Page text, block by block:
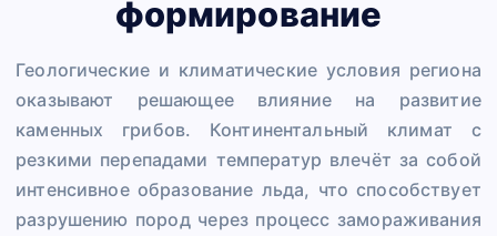
формирование
Геологические и климатические условия региона
оказывают решающее влияние на развитие
каменных грибов. Континентальный климат с
резкими перепадами температур влечёт за собой
интенсивное образование льда, что способствует
разрушению пород через процесс замораживания